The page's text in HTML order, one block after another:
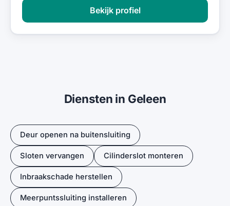
Bekijk profiel
Diensten in Geleen
Deur openen na buitensluiting
Sloten vervangen Cilinderslot monteren
Inbraakschade herstellen
Meerpuntssluiting installeren